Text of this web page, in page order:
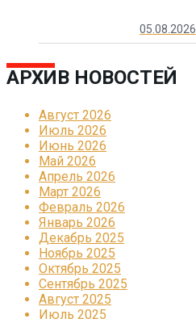
05.08.2026
АРХИВ НОВОСТЕЙ
Август 2026
Июль 2026
Июнь 2026
Май 2026
Апрель 2026
Март 2026
Февраль 2026
Январь 2026
Декабрь 2025
Ноябрь 2025
Октябрь 2025
Сентябрь 2025
Август 2025
Июль 2025